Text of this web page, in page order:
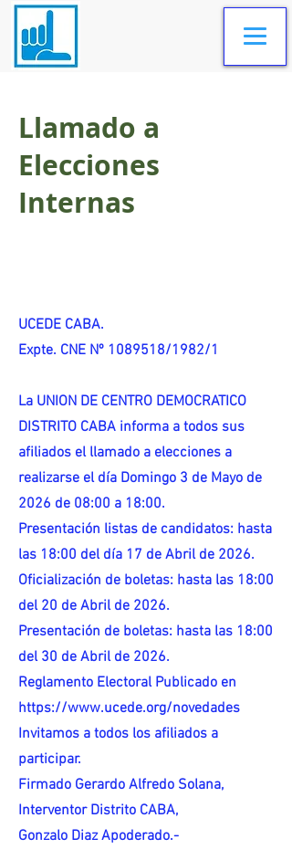
Llamado a
Elecciones
Internas
UCEDE CABA.
Expte. CNE Nº 1089518/1982/1
La UNION DE CENTRO DEMOCRATICO
DISTRITO CABA informa a todos sus
afiliados el llamado a elecciones a
realizarse el día Domingo 3 de Mayo de
2026 de 08:00 a 18:00.
Presentación listas de candidatos: hasta
las 18:00 del día 17 de Abril de 2026.
Oficialización de boletas: hasta las 18:00
del 20 de Abril de 2026.
Presentación de boletas: hasta las 18:00
del 30 de Abril de 2026.
Reglamento Electoral Publicado en
https://www.ucede.org/novedades
Invitamos a todos los afiliados a
participar.
Firmado Gerardo Alfredo Solana,
Interventor Distrito CABA,
Gonzalo Diaz Apoderado.-